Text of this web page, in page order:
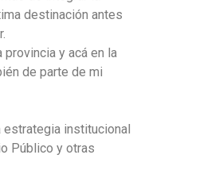
destinación antes
y acá en la
de parte de mi
institucional
Público y otras